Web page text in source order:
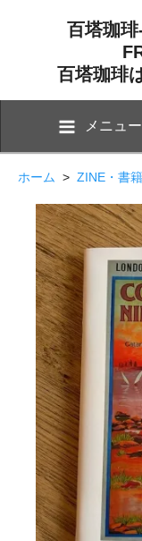
百塔珈
百塔珈琲
メニュー
ホーム > ZINE・書籍